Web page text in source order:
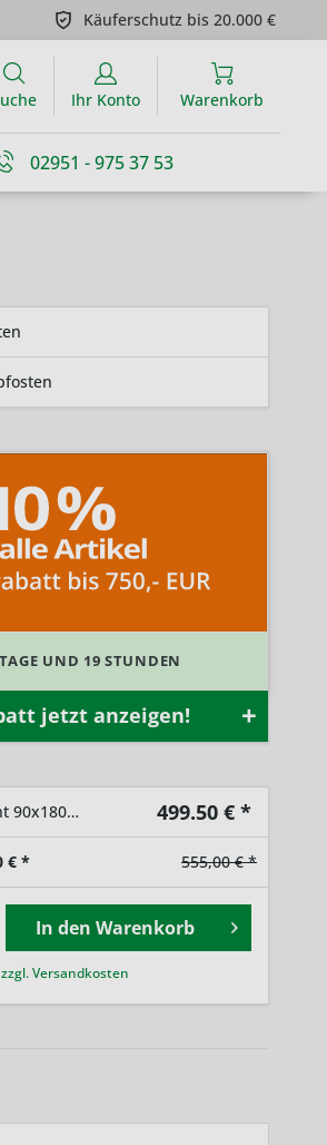
Käuferschutz bis 20.000 €
02951 - 975 37 53
Ihr Konto Warenkorb
UND 19 STUNDEN
jetzt anzeigen!
SYSTEM Keramik Darknight 90x180cm
499.50 € *
€ * 555,00 € *
In den Warenkorb
zzgl. Versandkosten